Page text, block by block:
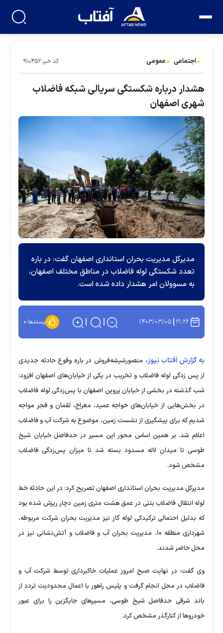
اجتماعی عمومی کد خبر:۹۱۰۴۵۲
هشدار درباره شکستگی سریالی شبکه فاضلاب
شهری اصفهان
مدیرکل مدیریت بحران استانداری اصفهان گفت: در باره
تعدد شکستگی لوله فاضلاب در مناطق مختلف اصفهان،
به مسوولان امر هشدار داده شده است.
۲۱:۲۶ ۱۴۰۳/۰۳/۰۵ پسندها:۰
به گزارش آفتاب نیوز، منصورشیشه‌فروش در باره وقوع حادثه جدیدی
از پس زدگی لوله فاضلاب و تخریب در یکی از خیابان‌های اصفهان افزود:
شب گذشته در بخشی از خیابان پروین اصفهان با پس‌زدگی لوله فاضلاب
در بخش‌هایی از خیابان‌های خواجه عمید، معراج، لقمان و فجر مواجه
شدیم که برای پیشگیری از نشست زمین، موضوع به شرکت آب و فاضلاب
اعلام شد. بر همین اساس محور این مسیر در حدفاصل خیابان شیخ
طوسی تا میدان لاله مسدود بسته شد تا میزان پس‌زدگی فاضلاب
مشخص شود.
مدیرکل مدیریت بحران استانداری اصفهان تصریح کرد: در این حادثه خط
لوله انتقال فاضلاب بتنی در عمق هشت‌ متری زمین دچار ریزش شده بود
که بدلیل احتمالی ترکیدکی لوله گاز نیز مدیریت بحران شرکت مربوطه،
شهرداری منطقه ۱۰، مدیریت بحران آب و فاضلاب و آتش‌نشانی نیز در
محل حاضر شدند.
وی گفت: در نهایت صبح امروز عملیات خاکبرداری توسط شرکت آب و
فاضلاب در محل انجام گرفت و پلیس راهور با اعمال محدودیت تردد از
باند شرقی حدفاصل شیخ طوسی، مسیرهای جایگزین را برای عبور
خودروها از کنارگذر مشخص کرد.